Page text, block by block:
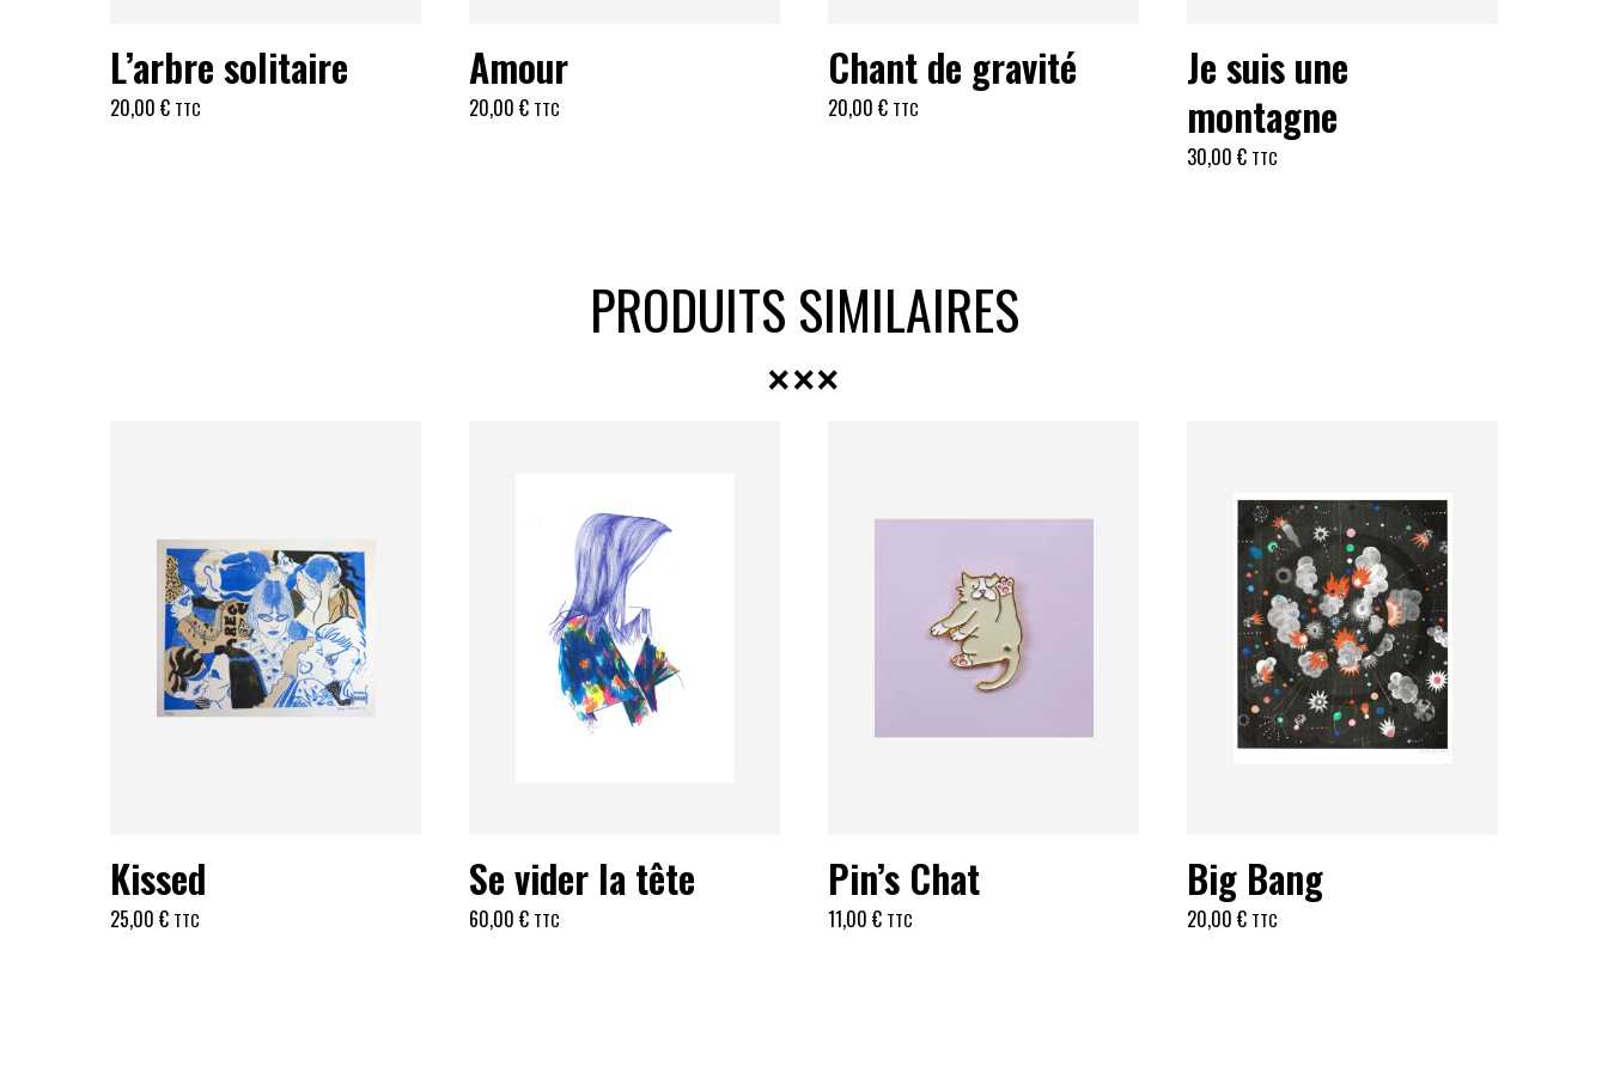
L’arbre solitaire
20,00 € TTC
Amour
20,00 € TTC
Chant de gravité
20,00 € TTC
Je suis une
montagne
30,00 € TTC
PRODUITS SIMILAIRES
Kissed
25,00 € TTC
Se vider la tête
60,00 € TTC
Pin’s Chat
11,00 € TTC
Big Bang
20,00 € TTC